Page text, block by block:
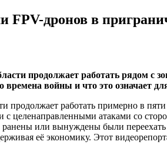
FPV-дронов в
продолжает работать рядом с
войны и что это означает
продолжает работать примерно в
целенаправленными атаками со
или вынуждены были
её экономику. Этот